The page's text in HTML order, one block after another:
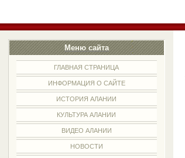
Меню сайта
ГЛАВНАЯ СТРАНИЦА
ИНФОРМАЦИЯ О САЙТЕ
ИСТОРИЯ АЛАНИИ
КУЛЬТУРА АЛАНИИ
ВИДЕО АЛАНИИ
НОВОСТИ